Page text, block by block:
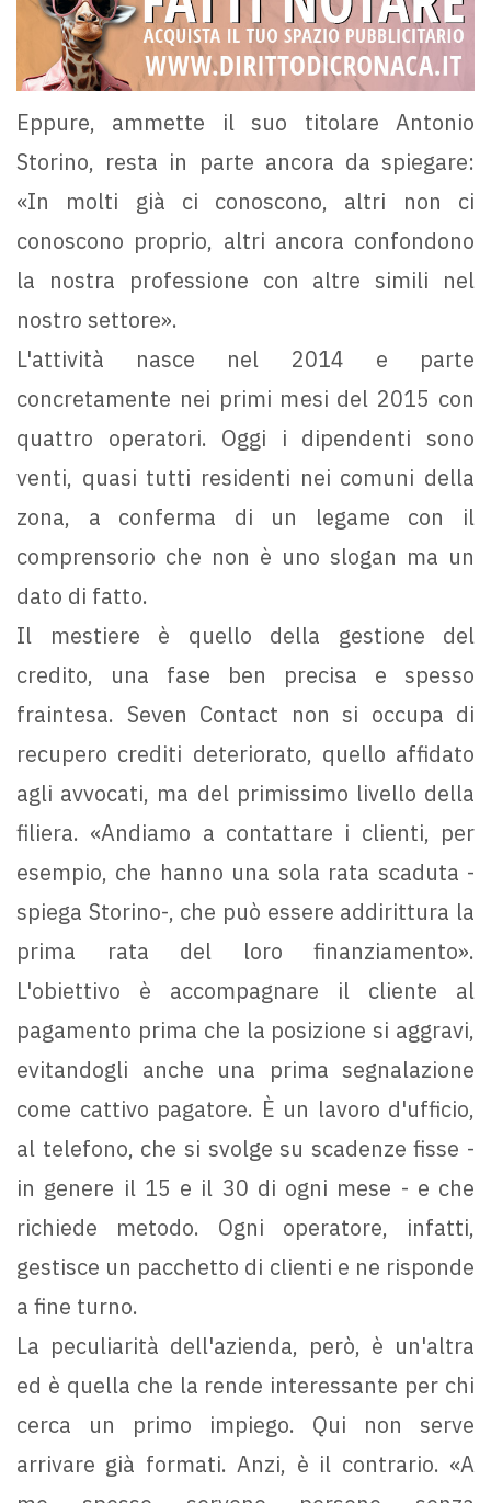
Eppure, ammette il suo titolare Antonio
Storino, resta in parte ancora da spiegare:
«In molti già ci conoscono, altri non ci
conoscono proprio, altri ancora confondono
la nostra professione con altre simili nel
nostro settore».
L'attività nasce nel 2014 e parte
concretamente nei primi mesi del 2015 con
quattro operatori. Oggi i dipendenti sono
venti, quasi tutti residenti nei comuni della
zona, a conferma di un legame con il
comprensorio che non è uno slogan ma un
dato di fatto.
Il mestiere è quello della gestione del
credito, una fase ben precisa e spesso
fraintesa. Seven Contact non si occupa di
recupero crediti deteriorato, quello affidato
agli avvocati, ma del primissimo livello della
filiera. «Andiamo a contattare i clienti, per
esempio, che hanno una sola rata scaduta -
spiega Storino-, che può essere addirittura la
prima rata del loro finanziamento».
L'obiettivo è accompagnare il cliente al
pagamento prima che la posizione si aggravi,
evitandogli anche una prima segnalazione
come cattivo pagatore. È un lavoro d'ufficio,
al telefono, che si svolge su scadenze fisse -
in genere il 15 e il 30 di ogni mese - e che
richiede metodo. Ogni operatore, infatti,
gestisce un pacchetto di clienti e ne risponde
a fine turno.
La peculiarità dell'azienda, però, è un'altra
ed è quella che la rende interessante per chi
cerca un primo impiego. Qui non serve
arrivare già formati. Anzi, è il contrario. «A